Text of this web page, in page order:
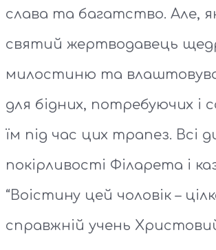
слава та багатство. Але,
святий жертводавець
милостиню та
для бідних, потребуючих і
їм під час цих трапез. Всі
покірливості Філарета і
“Воістину цей чоловік –
справжній учень